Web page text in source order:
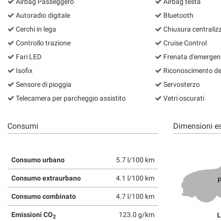
Autoradio digitale
Cerchi in lega
Controllo trazione
Fari LED
Isofix
Sensore di pioggia
Telecamera per parcheggio assistito
Bluetooth
Chiusura
Cruise Control
Frenata
Riconoscimento
Servosterzo
Vetri oscurati
Consumi
Consumo urbano 5.7 l/100 km
Consumo extraurbano 4.1 l/100 km
Consumo combinato 4.7 l/100 km
Emissioni CO2 123.0 g/km
Dimensioni
strumenti
di
tracciamento
rimanda
alla
policy.
Puoi
modificare
scelte
in
qualsiasi
momento.